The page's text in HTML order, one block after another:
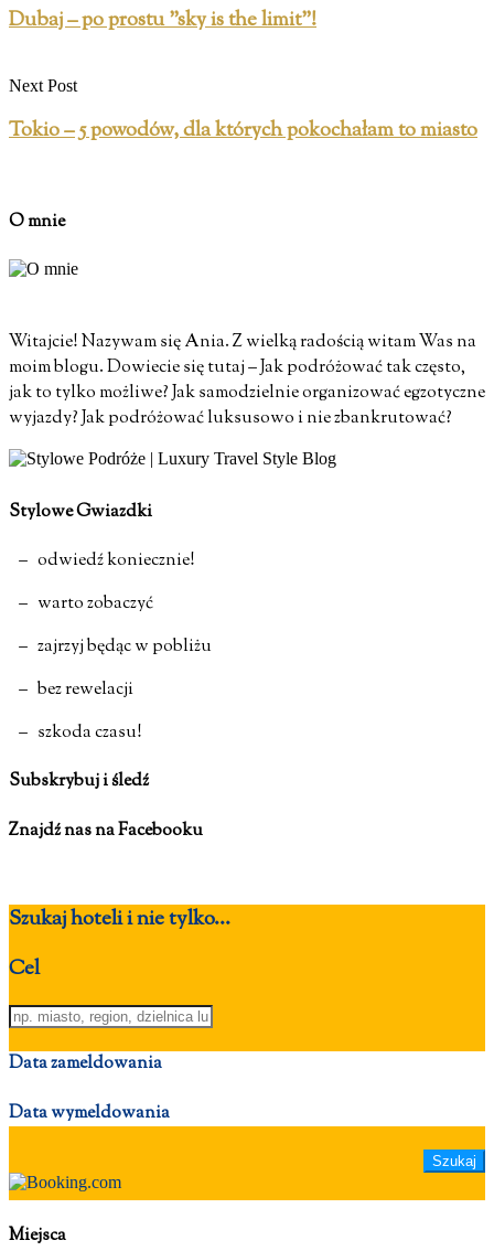
Dubaj – po prostu "sky is the limit"!
Next Post
Tokio – 5 powodów, dla których pokochałam to miasto
O mnie
Witajcie! Nazywam się Ania. Z wielką radością witam Was na
moim blogu. Dowiecie się tutaj – Jak podróżować tak często,
jak to tylko możliwe? Jak samodzielnie organizować egzotyczne
wyjazdy? Jak podróżować luksusowo i nie zbankrutować?
Stylowe Gwiazdki
– odwiedź koniecznie!
– warto zobaczyć
– zajrzyj będąc w pobliżu
– bez rewelacji
– szkoda czasu!
Subskrybuj i śledź
Znajdź nas na Facebooku
Szukaj hoteli i nie tylko...
Cel
Data zameldowania
Data wymeldowania
Miejsca